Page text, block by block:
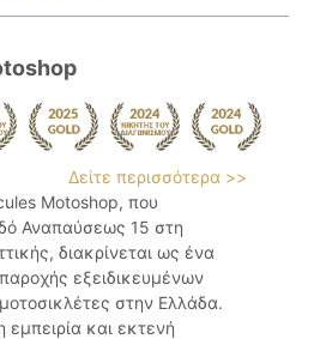
Δείτε περισσότερα >>
Motoshop, που
Αναπαύσεως 15 στη
διακρίνεται ως ένα
εξειδικευμένων
στην Ελλάδα.
και εκτενή